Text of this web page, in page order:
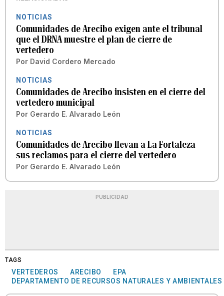
NOTICIAS
Comunidades de Arecibo exigen ante el tribunal
que el DRNA muestre el plan de cierre de
vertedero
Por David Cordero Mercado
NOTICIAS
Comunidades de Arecibo insisten en el cierre del
vertedero municipal
Por Gerardo E. Alvarado León
NOTICIAS
Comunidades de Arecibo llevan a La Fortaleza
sus reclamos para el cierre del vertedero
Por Gerardo E. Alvarado León
PUBLICIDAD
TAGS
VERTEDEROS ARECIBO
EPA
DEPARTAMENTO DE RECURSOS NATURALES Y AMBIENTALES